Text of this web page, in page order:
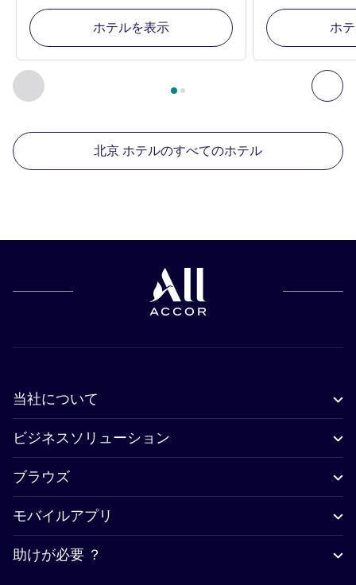
前に戻る - 周辺の他の施設 次
2ページ中 , 周辺の他の施設 1 :, 周辺の他の施設 2
ホテルを表示 ホ
北京 ホテルのすべてのホテル
当社について
ビジネスソリューション
ブラウズ
モバイルアプリ
助けが必要 ？